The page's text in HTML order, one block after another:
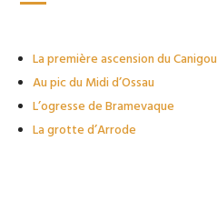
La première ascension du Canigou
Au pic du Midi d’Ossau
L’ogresse de Bramevaque
La grotte d’Arrode